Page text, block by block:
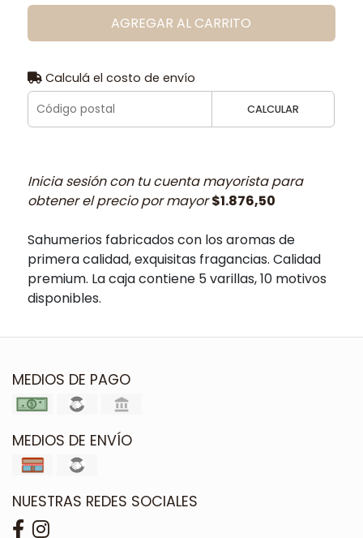
AGREGAR AL CARRITO
Calculá el costo de envío
CALCULAR
Inicia sesión con tu cuenta mayorista para
obtener el precio por mayor$1.876,50
Sahumerios fabricados con los aromas de
primera calidad, exquisitas fragancias. Calidad
premium. La caja contiene 5 varillas, 10 motivos
disponibles.
MEDIOS DE PAGO
MEDIOS DE ENVÍO
NUESTRAS REDES SOCIALES